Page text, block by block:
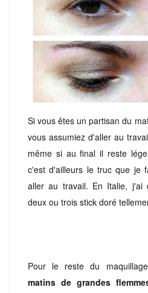
Si vous êtes un partisan du
vous assumiez d'aller au
même si au final il reste
c'est d'ailleurs le truc que je
aller au travail. En Italie, j'ai
deux ou trois stick doré
Pour le reste du
matins de grandes